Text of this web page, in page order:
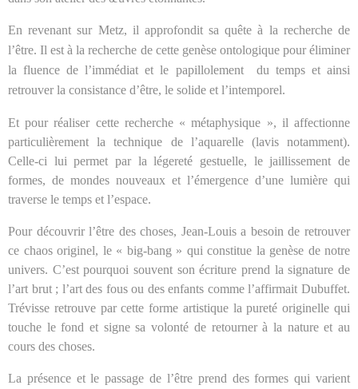
En revenant sur Metz, il approfondit sa quête à la recherche de
l’être. Il est à la recherche de cette genèse ontologique pour éliminer
la fluence de l’immédiat et le papillolement
du temps et ainsi
retrouver la consistance d’être, le solide et l’intemporel.
Et pour réaliser cette recherche « métaphysique », il affectionne
particulièrement la technique de l’aquarelle (lavis notamment).
Celle-ci lui permet par la légereté gestuelle, le jaillissement de
formes, de mondes nouveaux et l’émergence d’une lumière qui
traverse le temps et l’espace.
Pour découvrir l’être des choses, Jean-Louis a besoin de retrouver
ce chaos originel, le « big-bang » qui constitue la genèse de notre
univers. C’est pourquoi souvent son écriture prend la signature de
l’art brut ; l’art des fous ou des enfants comme l’affirmait Dubuffet.
Trévisse retrouve par cette forme artistique la pureté originelle qui
touche le fond et signe sa volonté de retourner à la nature et au
cours des choses.
La présence et le passage de l’être prend des formes qui varient